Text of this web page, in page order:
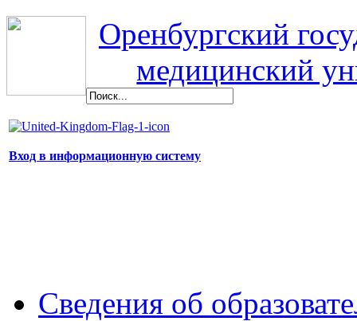
Оренбургский
медицинский
Вход в информационную систему
Сведения об